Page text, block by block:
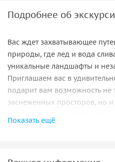
Подробнее об
Вас ждет захватывающее
природы, где лед и вода
уникальные ландшафты и
Приглашаем вас в
подарит вам возможность не
заснеженных просторов, но и
скульптурами, созданными
Показать ещё